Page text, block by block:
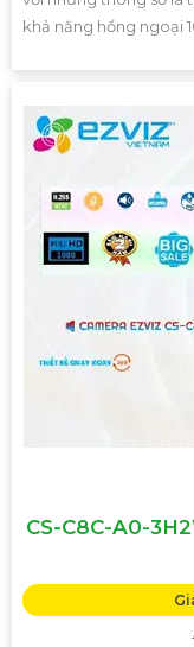
khả năng hồng ngoại
CS-C8C-A0-